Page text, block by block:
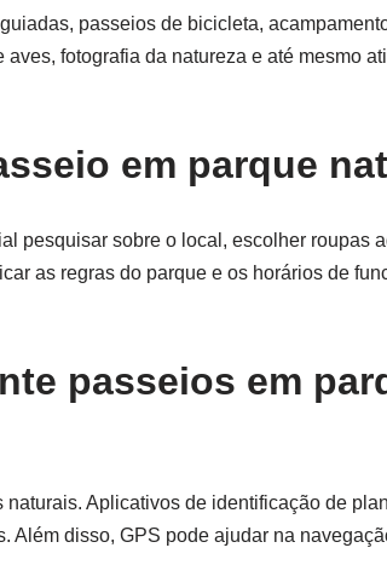
passeios de bicicleta,
fotografia da natureza e até mesmo
em parque
pesquisar sobre o local, escolher roupas
as regras do parque e os horários de
passeios em
Aplicativos de identificação de
Além disso, GPS pode ajudar na